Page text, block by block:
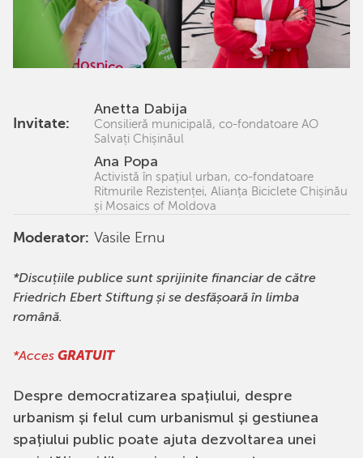
*Discuțiile publice sunt sprijinite financiar de către
Friedrich Ebert Stiftung și se desfășoară în limba
română.
*Acces GRATUIT
Despre democratizarea spațiului, despre
urbanism și felul cum urbanismul și gestiunea
spațiului public poate ajuta dezvoltarea unei
Invitate:
Anetta Dabija
Consilieră municipală, co-fondatoare AO
Salvați Chișinăul
Ana Popa
Activistă în spațiul urban, co-fondatoare
Ritmurile Rezistenței, Alianța Biciclete Chișinău
și Mosaics of Moldova
Moderator: Vasile Ernu